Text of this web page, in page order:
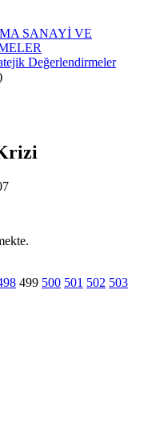
SANAYİ VE
Değerlendirmeler
499 500 501 502 503